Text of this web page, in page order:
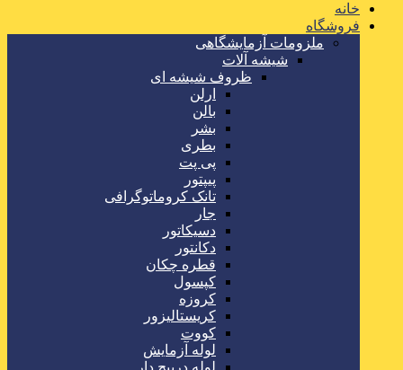
خانه
فروشگاه
ملزومات آزمایشگاهی
شیشه آلات
ظروف شیشه ای
ارلن
بالن
بشر
بطری
پی پت
پیپتور
تانک کروماتوگرافی
جار
دسیکاتور
دکانتور
قطره چکان
کپسول
کروزه
کریستالیزور
کووت
لوله آزمایش
لوله درپیچ دار